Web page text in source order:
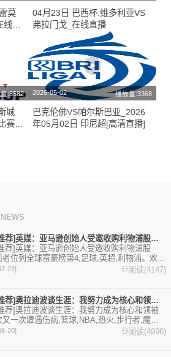
莫
直
04月23日 巴西杯:维多利亚VS
弗拉门戈_在线直播
:8582
城
赛直
2026-05-02 播放量:3368
巴克伦佛VS帕尔斯巴亚_2026
年05月02日 印尼超[高清直播]
[好看推荐]英媒：亚马逊创始人受邀收购利物浦股权，前者位列全
荐]英媒：亚马逊创始人受邀收购利物浦股
者位列全球富豪榜第4,足球,英超,利物浦。欢迎
站，24小时为你更新最新的足球，篮球体育资
22] 阅读(4147)
[好看推荐]奥拉迪波谈生涯：我努力成为核心和领袖 却一次又一
荐]奥拉迪波谈生涯：我努力成为核心和领袖
又一次遭遇伤病,篮球,NBA,热火,步行者,魔术,
霆。欢迎收藏本站，24小时为你更新最新的足
体育资讯。
20] 阅读(4996)